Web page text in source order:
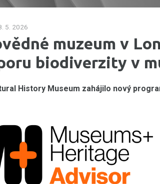
5. 2026
muzeum v
biodiverzity v
History Museum zahájilo nový